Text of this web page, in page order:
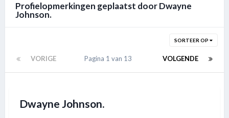
Profielopmerkingen geplaatst door Dwayne
Johnson.
SORTEER OP
VORIGE VOLGENDE
Pagina 1 van 13
Dwayne Johnson.